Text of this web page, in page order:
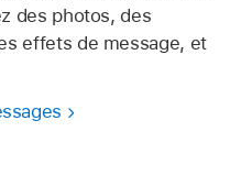
des photos, des
effets de message, et